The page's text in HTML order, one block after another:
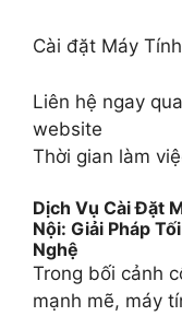
Cài đặt Máy
Liên hệ ngay
website
Thời gian làm
Dịch Vụ Cài Đặt
Nội: Giải Pháp
Nghệ
Trong bối cảnh
mạnh mẽ, máy